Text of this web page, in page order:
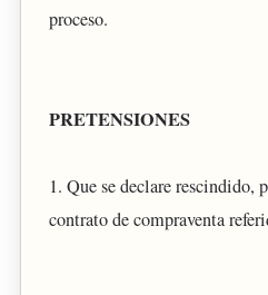
proceso.
PRETENSIONES
1. Que se declare rescindido,
contrato de compraventa